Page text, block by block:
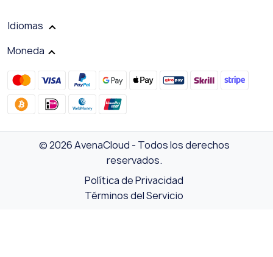
Idiomas
Moneda
© 2026 AvenaCloud - Todos los derechos
reservados.
Política de Privacidad
Términos del Servicio